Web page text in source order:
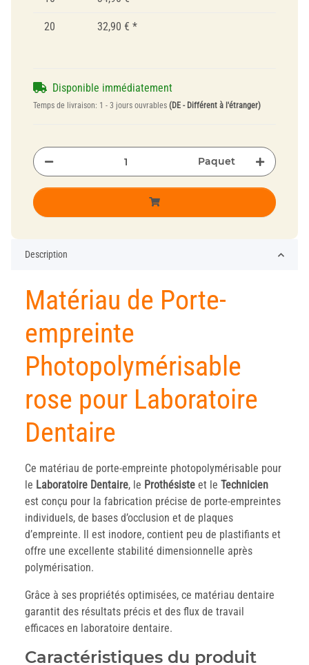
20 32,90 € *
Disponible immédiatement
Temps de livraison: 1 - 3 jours ouvrables (DE - Différent à l'étranger)
Paquet
Description
Matériau de Porte-
empreinte
Photopolymérisable
rose pour Laboratoire
Dentaire
Ce matériau de porte-empreinte photopolymérisable pour
le Laboratoire Dentaire, le Prothésiste et le Technicien
est conçu pour la fabrication précise de porte-empreintes
individuels, de bases d’occlusion et de plaques
d’empreinte. Il est inodore, contient peu de plastifiants et
offre une excellente stabilité dimensionnelle après
polymérisation.
Grâce à ses propriétés optimisées, ce matériau dentaire
garantit des résultats précis et des flux de travail
efficaces en laboratoire dentaire.
Caractéristiques du produit